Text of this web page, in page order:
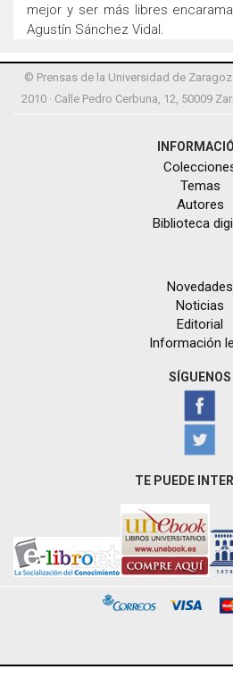
mejor y ser más libres
Agustín Sánchez Vidal.
© Prensas de la Universidad de
2010 · Calle Pedro Cerbuna, 12, 50009
Temas
Autores
Biblioteca
Novedades
Noticias
Editorial
Información
SÍGUENOS
TE PUEDE